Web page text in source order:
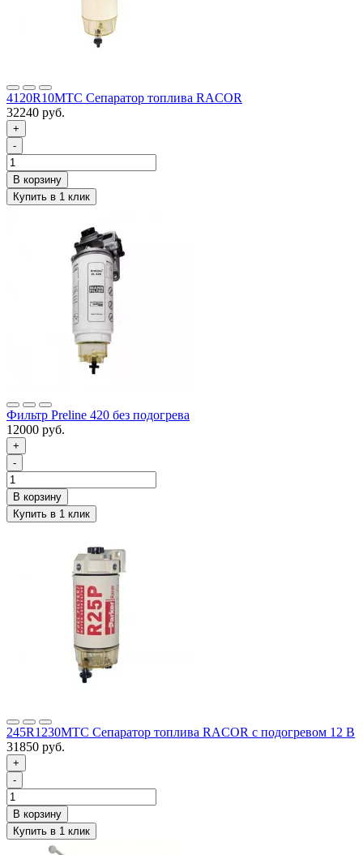
4120R10MTC Сепаратор топлива RACOR
32240 руб.
+
-
Фильтр Preline 420 без подогрева
12000 руб.
+
-
245R1230MTC Сепаратор топлива RACOR с подогревом 12 В
31850 руб.
+
-